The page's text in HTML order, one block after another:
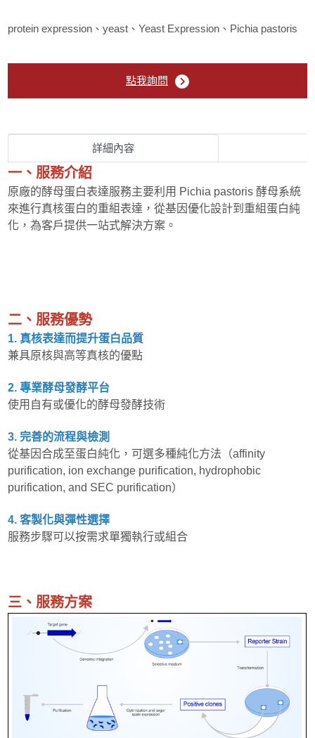
protein expression、yeast、Yeast Expression、Pichia pastoris
點我詢問
詳細內容
一、服務介紹
原廠的酵母蛋白表達服務主要利用 Pichia pastoris 酵母系統
來進行真核蛋白的重組表達，從基因優化設計到重組蛋白純
化，為客戶提供一站式解決方案。
二、服務優勢
1. 真核表達而提升蛋白品質
兼具原核與高等真核的優點
2. 專業酵母發酵平台
使用自有或優化的酵母發酵技術
3. 完善的流程與檢測
從基因合成至蛋白純化，可選多種純化方法（affinity
purification, ion exchange purification, hydrophobic
purification, and SEC purification）
4. 客製化與彈性選擇
服務步驟可以按需求單獨執行或組合
三、服務方案